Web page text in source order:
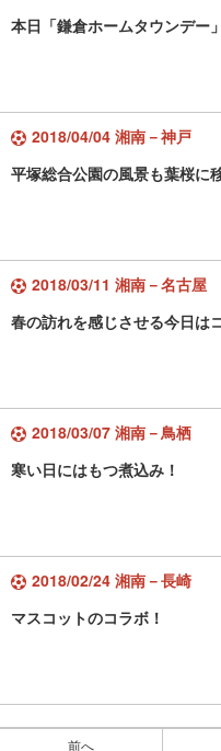
本日「鎌倉ホームタウンデー
2018/04/04 湘南－神戸
平塚総合公園の風景も葉桜に
2018/03/11 湘南－名古屋
春の訪れを感じさせる今日は
2018/03/07 湘南－鳥栖
寒い日にはもつ煮込み！
2018/02/24 湘南－長崎
マスコットのコラボ！
前へ